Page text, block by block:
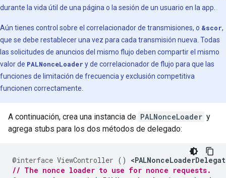
durante la vida útil de una página o la sesión de un usuario en la app.
Aún tienes control sobre el correlacionador de transmisiones, o &scor,
que se debe restablecer una vez para cada transmisión nueva. Todas
las solicitudes de anuncios del mismo flujo deben compartir el mismo
valor de PALNonceLoader y de correlacionador de flujo para que las
funciones de limitación de frecuencia y exclusión competitiva
funcionen correctamente.
A continuación, crea una instancia de PALNonceLoader y
agrega stubs para los dos métodos de delegado:
@interface ViewController () <
// The nonce loader to use for nonce requests.